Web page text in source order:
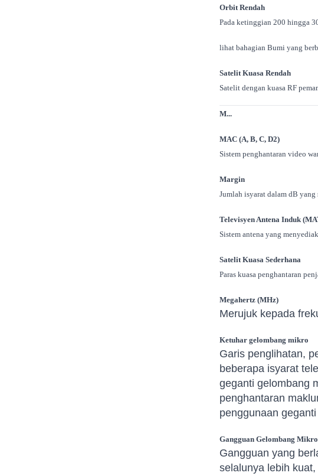
Orbit Rendah
Pada ketinggian 200 hingga
lihat bahagian Bumi yang
Satelit Kuasa Rendah
Satelit dengan kuasa RF
M...
MAC (A, B, C, D2)
Sistem penghantaran video
Margin
Jumlah isyarat dalam dB
Televisyen Antena Induk
Sistem antena yang
Satelit Kuasa Sederhana
Paras kuasa penghantaran
Megahertz (MHz)
Merujuk kepada
Ketuhar gelombang mikro
Garis penglihatan,
beberapa isyarat
geganti gelombang
penghantaran
penggunaan
Gangguan Gelombang Mikro
Gangguan yang
selalunya lebih